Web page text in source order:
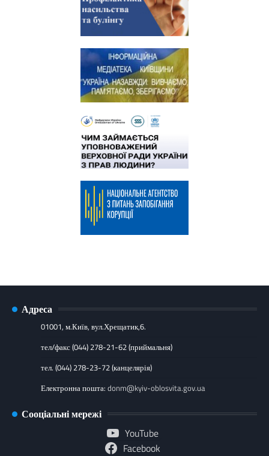
Адреса
01001, м.Київ, вул.Хрещатик,6.
тел/факс (044) 278-21-62 (приймальня)
тел. (044) 278-23-72 (канцелярія)
Електронна пошта: donm@kyiv-oblosvita.gov.ua
Сооціальні мережі
YouTube
Facebook